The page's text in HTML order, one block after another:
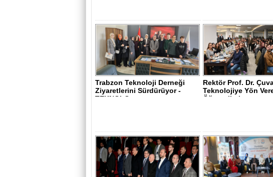
Trabzon Teknoloji Derneği
Ziyaretlerini Sürdürüyor -
TEKNOLO..
Rektör Prof. Dr.
Teknolojiye Yön
Öğrencilerle..